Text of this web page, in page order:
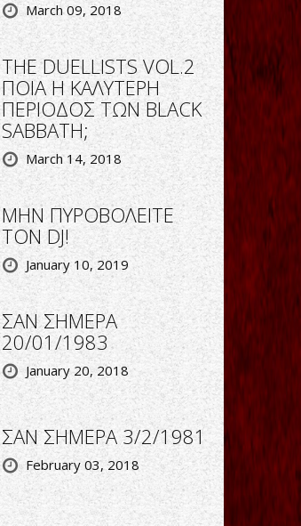
March 09, 2018
THE DUELLISTS VOL.2
ΠΟΙΑ Η ΚΑΛΥΤΕΡΗ
ΠΕΡΙΟΔΟΣ ΤΩΝ BLACK
SABBATH;
March 14, 2018
ΜΗΝ ΠΥΡΟΒΟΛΕΙΤΕ
ΤΟΝ DJ!
January 10, 2019
ΣΑΝ ΣΗΜΕΡΑ
20/01/1983
January 20, 2018
ΣΑΝ ΣΗΜΕΡΑ 3/2/1981
February 03, 2018